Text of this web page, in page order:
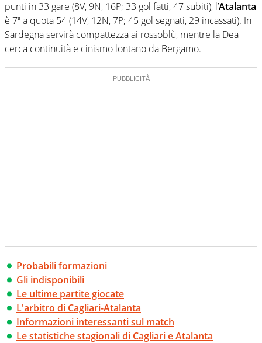
rimessa quando intercettano le notizie e le rilanciano
verso la rete, sia nella costruzione dal basso quando
creano contenuti 100% originali ed esclusivi.
punti in 33 gare (8V, 9N, 16P; 33 gol fatti, 47 subiti), l’Atalanta
è 7ª a quota 54 (14V, 12N, 7P; 45 gol segnati, 29 incassati). In
Sardegna servirà compattezza ai rossoblù, mentre la Dea
cerca continuità e cinismo lontano da Bergamo.
Probabili formazioni
Gli indisponibili
Le ultime partite giocate
L'arbitro di Cagliari-Atalanta
Informazioni interessanti sul match
Le statistiche stagionali di Cagliari e Atalanta